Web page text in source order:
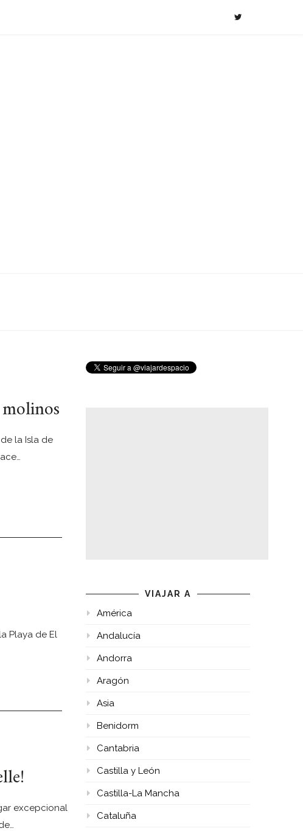
la Isla de
Playa de El
excepcional
VIAJAR A
América
Andalucía
Andorra
Aragón
Asia
Benidorm
Cantabria
Castilla y León
Castilla-La Mancha
Cataluña